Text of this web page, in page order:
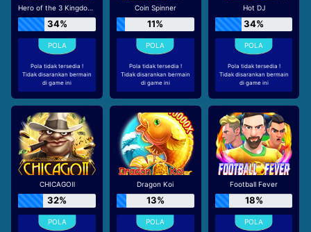
Hero of the 3 Kingdoms - Cao Cao
34%
Pola tidak tersedia !
Tidak disarankan bermain
di game ini
Coin Spinner
11%
Pola tidak tersedia !
Tidak disarankan bermain
di game ini
Hot DJ
34%
Pola tidak tersedia !
Tidak disarankan bermain
di game ini
CHICAGOⅡ
32%
Dragon Koi
13%
Football Fever
18%